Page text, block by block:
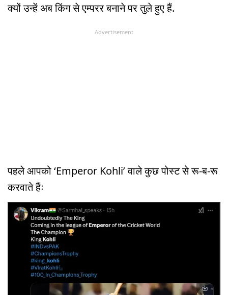
क्यों उन्हें अब किंग से एम्परर बनाने पर तुले हुए हैं.
Advertisement
पहले आपको ‘Emperor Kohli’ वाले कुछ पोस्ट से रू-ब-रू
करवाते हैंः